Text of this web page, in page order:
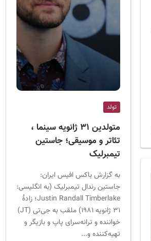
تولد
متولدین ۳۱ ژانویه سینما ،
تئاتر و موسیقی؛ جاستین
تیمبرلیک
به گزارش باکس افیس ایران:
جاستین رندال تیمبرلیک (به انگلیسی:
Justin Randall Timberlake؛ زادهٔ
۳۱ ژانویه ۱۹۸۱) ملقب به جی‌تی (JT)
خواننده و ترانه‌سرای پاپ و بازیگر و
تهیه‌کننده و...